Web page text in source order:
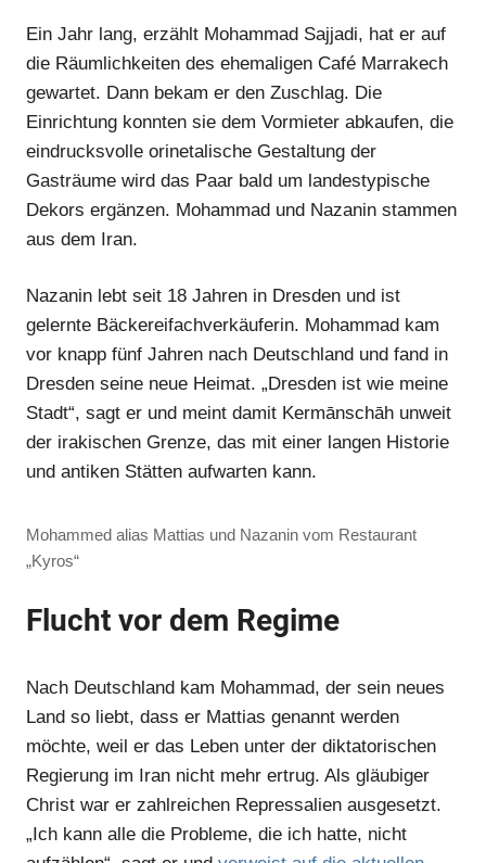
Ein Jahr lang, erzählt Mohammad Sajjadi, hat er auf
die Räumlichkeiten des ehemaligen Café Marrakech
gewartet. Dann bekam er den Zuschlag. Die
Einrichtung konnten sie dem Vormieter abkaufen, die
eindrucksvolle orinetalische Gestaltung der
Gasträume wird das Paar bald um landestypische
Dekors ergänzen. Mohammad und Nazanin stammen
aus dem Iran.
Nazanin lebt seit 18 Jahren in Dresden und ist
gelernte Bäckereifachverkäuferin. Mohammad kam
vor knapp fünf Jahren nach Deutschland und fand in
Dresden seine neue Heimat. „Dresden ist wie meine
Stadt“, sagt er und meint damit Kermānschāh unweit
der irakischen Grenze, das mit einer langen Historie
und antiken Stätten aufwarten kann.
Mohammed alias Mattias und Nazanin vom Restaurant
„Kyros“
Flucht vor dem Regime
Nach Deutschland kam Mohammad, der sein neues
Land so liebt, dass er Mattias genannt werden
möchte, weil er das Leben unter der diktatorischen
Regierung im Iran nicht mehr ertrug. Als gläubiger
Christ war er zahlreichen Repressalien ausgesetzt.
„Ich kann alle die Probleme, die ich hatte, nicht